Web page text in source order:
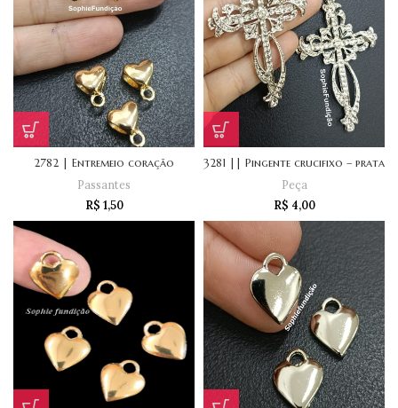
2782 | Entremeio coração
Passantes
R$ 1,50
3281 || Pingente crucifixo – prata
Peça
R$ 4,00